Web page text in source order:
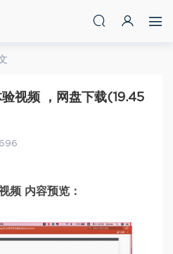
验视频 ，网盘下载(19.45
696
频 内容预览：